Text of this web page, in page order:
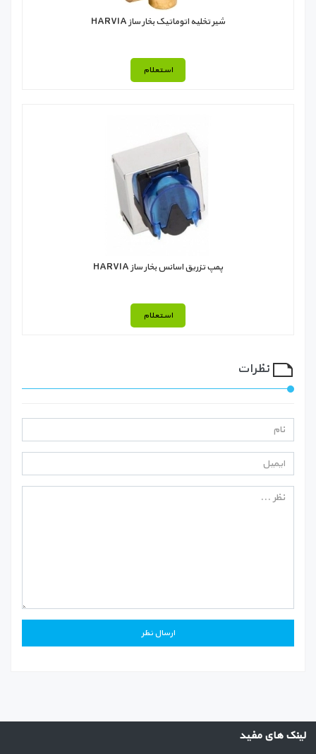
شیر تخلیه اتوماتیک بخار ساز HARVIA
استعلام
پمپ تزریق اسانس بخار ساز HARVIA
استعلام
نظرات
لینک های مفید